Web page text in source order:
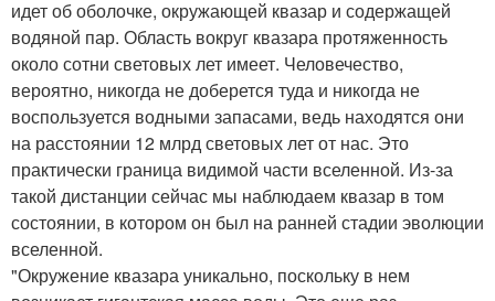
идет об оболочке, окружающей квазар и содержащей
водяной пар. Область вокруг квазара протяженность
около сотни световых лет имеет. Человечество,
вероятно, никогда не доберется туда и никогда не
воспользуется водными запасами, ведь находятся они
на расстоянии 12 млрд световых лет от нас. Это
практически граница видимой части вселенной. Из-за
такой дистанции сейчас мы наблюдаем квазар в том
состоянии, в котором он был на ранней стадии эволюции
вселенной.
"Окружение квазара уникально, поскольку в нем